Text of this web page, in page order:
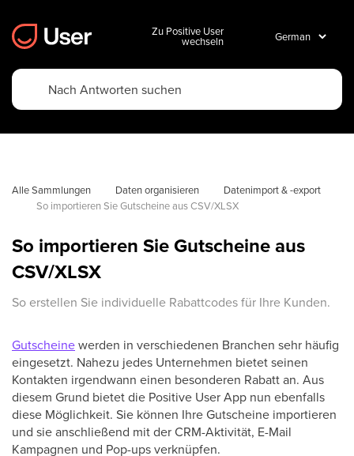
Zu Positive User
wechseln
Alle Sammlungen Daten organisieren
Datenimport & -export
So importieren Sie Gutscheine aus CSV/XLSX
So importieren Sie Gutscheine aus
CSV/XLSX
So erstellen Sie individuelle Rabattcodes für Ihre Kunden.
Gutscheinewerden in verschiedenen Branchen sehr häufig
eingesetzt. Nahezu jedes Unternehmen bietet seinen
Kontakten irgendwann einen besonderen Rabatt an. Aus
diesem Grund bietet die Positive User App nun ebenfalls
diese Möglichkeit. Sie können Ihre Gutscheine importieren
und sie anschließend mit der CRM-Aktivität, E-Mail
Kampagnen und Pop-ups verknüpfen.